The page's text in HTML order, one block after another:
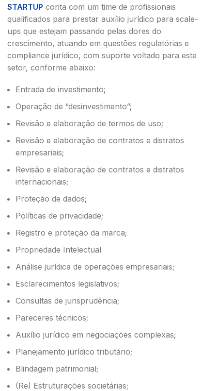
STARTUP conta com um time de profissionais
qualificados para prestar auxílio jurídico para scale-
ups que estejam passando pelas dores do
crescimento, atuando em questões regulatórias e
compliance jurídico, com suporte voltado para este
setor, conforme abaixo:
Entrada de investimento;
Operação de “desinvestimento”;
Revisão e elaboração de termos de uso;
Revisão e elaboração de contratos e distratos
empresariais;
Revisão e elaboração de contratos e distratos
internacionais;
Proteção de dados;
Políticas de privacidade;
Registro e proteção da marca;
Propriedade Intelectual
Análise jurídica de operações empresariais;
Esclarecimentos legislativos;
Consultas de jurisprudência;
Pareceres técnicos;
Auxílio jurídico em negociações complexas;
Planejamento jurídico tributário;
Blindagem patrimonial;
(Re) Estruturações societárias;